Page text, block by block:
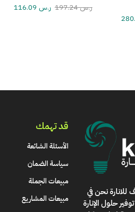
ر.س197.24 ر.س
نحن في
حلول الإنارة
قد تهمك
الأسئلة الشائعة
سياسة الضمان
مبيعات الجملة
مبيعات المشاريع